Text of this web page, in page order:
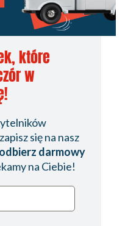
które
w
się na nasz
odbierz darmowy
na Ciebie!